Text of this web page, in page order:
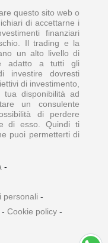
questo sito web o
di accettarne i
finanziari
Il trading e la
un alto livello di
adatto a tutti gli
investire dovresti
di investimento,
disponibilità ad
un consulente
di perdere
di esso. Quindi ti
puoi permetterti di
-
personali -
- Cookie policy -